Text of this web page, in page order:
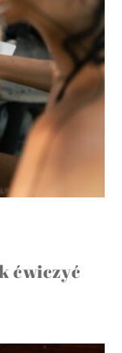
ćwiczyć